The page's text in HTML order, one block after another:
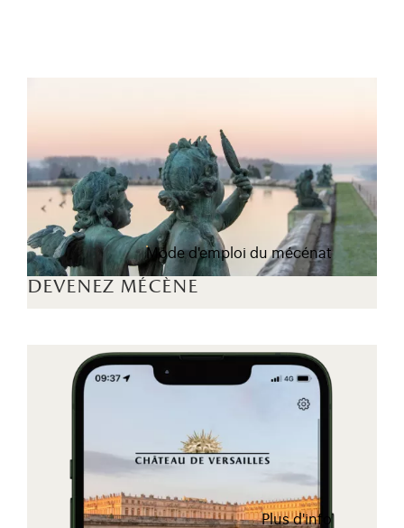
devenez mécène
Mode d'emploi du mécénat
Plus d'info